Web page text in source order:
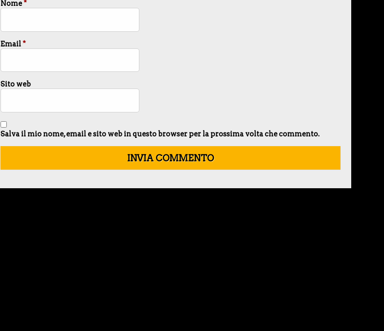
Nome*
Email*
Sito web
Salva il mio nome, email e sito web in questo browser per la prossima volta che commento.